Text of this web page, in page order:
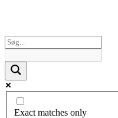
Exact matches only